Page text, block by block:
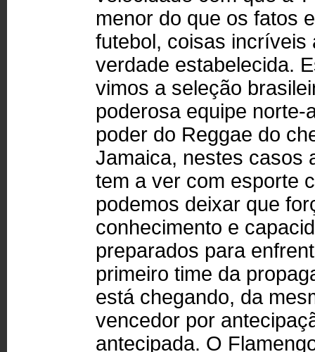
menor do que os fatos
futebol, coisas incríveis
verdade estabelecida.
vimos a seleção
poderosa equipe
poder do Reggae do
Jamaica, nestes casos
tem a ver com esporte
podemos deixar que
conhecimento e
preparados para
primeiro time da
está chegando, da
vencedor por
antecipada. O